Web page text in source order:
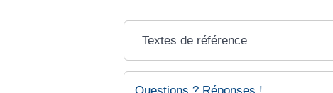
Textes de référence